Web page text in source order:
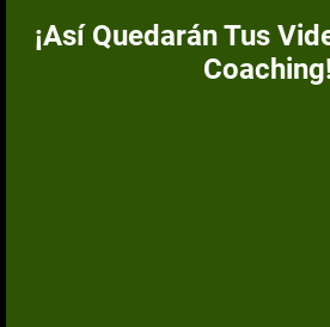
¡Así Quedarán Tus